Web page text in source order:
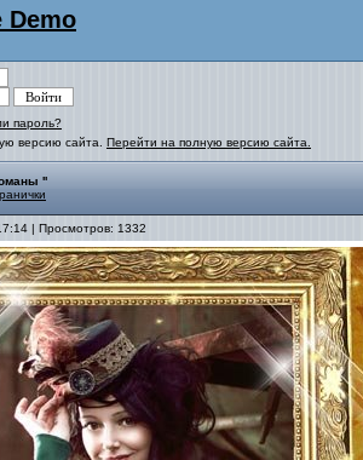
Demo
пароль?
версию сайта. Перейти на полную версию сайта.
''
| Просмотров: 1332